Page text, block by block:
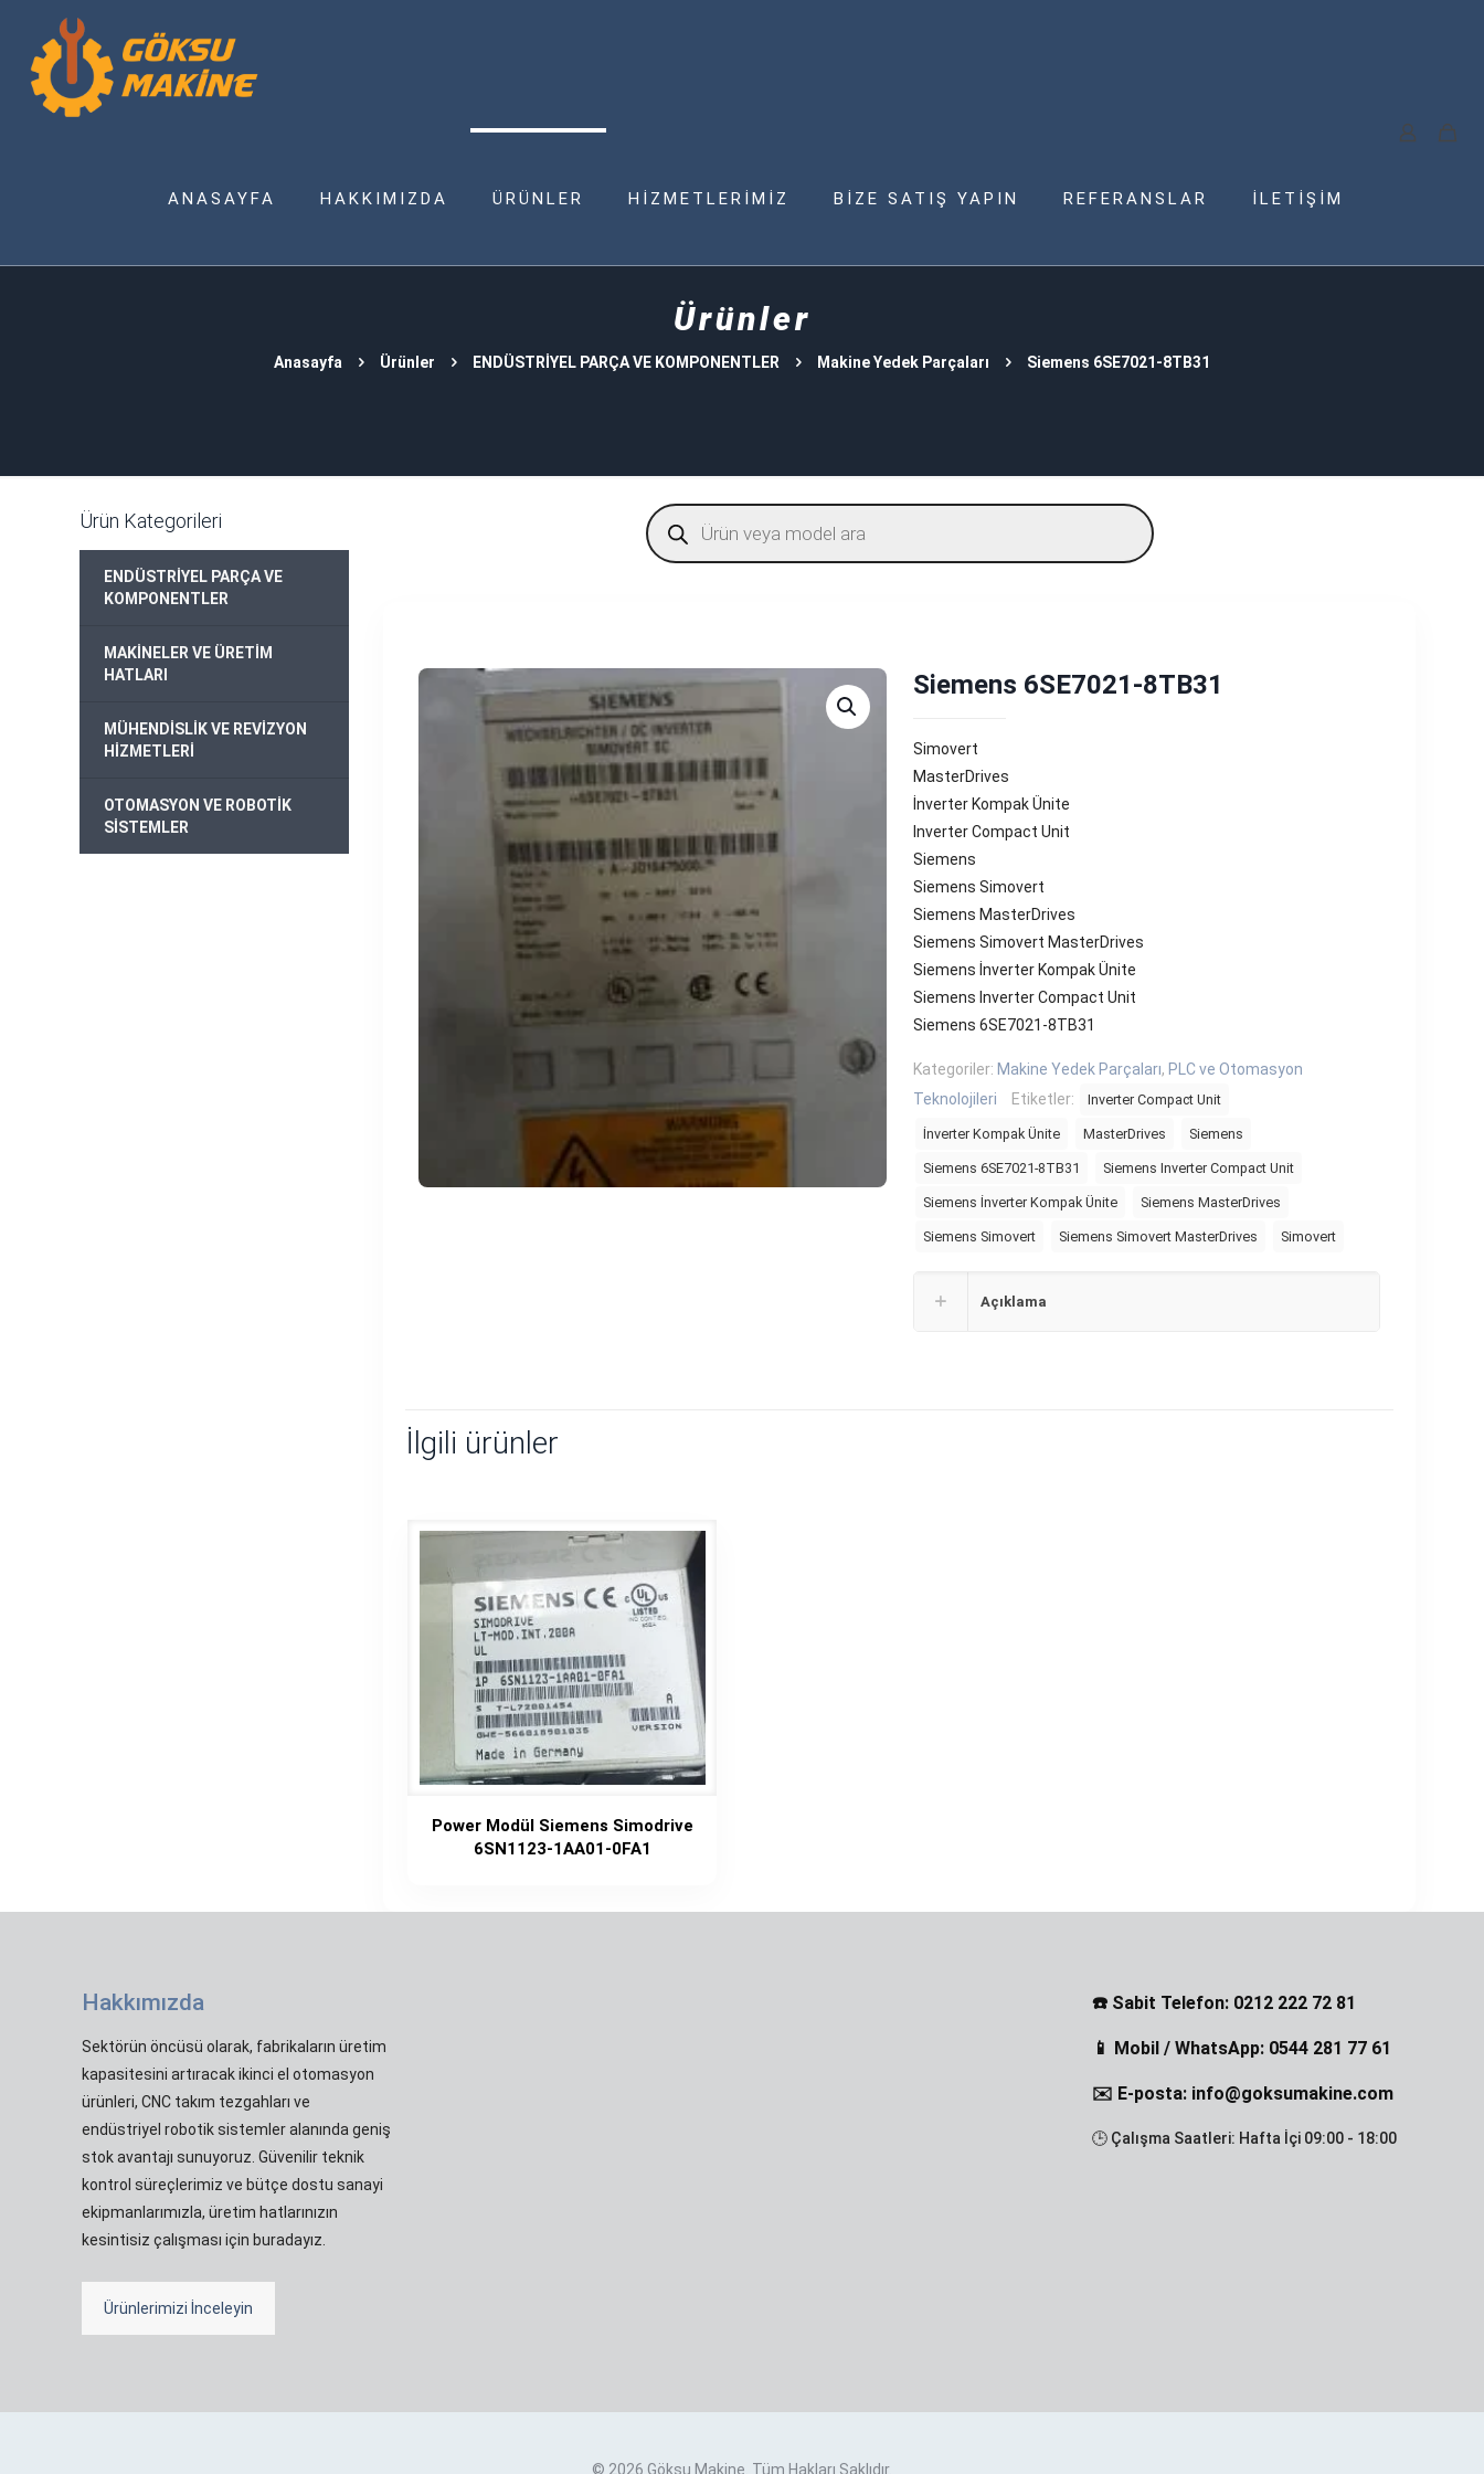
ANASAYFA HAKKIMIZDA ÜRÜNLER HİZMETLERİMİZ BİZE SATIŞ YAPIN REFERANSLAR İLETİŞİM
Ürünler
Anasayfa Ürünler ENDÜSTRİYEL PARÇA VE KOMPONENTLER Makine Yedek Parçaları Siemens 6SE7021-8TB31
Products
search
Siemens 6SE7021-8TB31
Simovert
MasterDrives
İnverter Kompak Ünite
Inverter Compact Unit
Siemens
Siemens Simovert
Siemens MasterDrives
Siemens Simovert MasterDrives
Siemens İnverter Kompak Ünite
Siemens Inverter Compact Unit
Siemens 6SE7021-8TB31
Kategoriler: Makine Yedek Parçaları, PLC ve Otomasyon
Teknolojileri
Etiketler: Inverter Compact Unit
İnverter Kompak Ünite MasterDrives Siemens
Siemens 6SE7021-8TB31 Siemens Inverter Compact Unit
Siemens İnverter Kompak Ünite Siemens MasterDrives
Siemens Simovert Siemens Simovert MasterDrives Simovert
Açıklama
İlgili ürünler
Power Modül Siemens Simodrive
6SN1123-1AA01-0FA1
Ürün Kategorileri
ENDÜSTRİYEL PARÇA VE
KOMPONENTLER
MAKİNELER VE ÜRETİM
HATLARI
MÜHENDİSLİK VE REVİZYON
HİZMETLERİ
OTOMASYON VE ROBOTİK
SİSTEMLER
Hakkımızda
Sektörün öncüsü olarak, fabrikaların üretim
kapasitesini artıracak ikinci el otomasyon
ürünleri, CNC takım tezgahları ve
endüstriyel robotik sistemler alanında geniş
stok avantajı sunuyoruz. Güvenilir teknik
kontrol süreçlerimiz ve bütçe dostu sanayi
ekipmanlarımızla, üretim hatlarınızın
kesintisiz çalışması için buradayız.
Ürünlerimizi İnceleyin
☎️ Sabit Telefon: 0212 222 72 81
📱 Mobil / WhatsApp: 0544 281 77 61
✉️ E-posta: info@goksumakine.com
🕒 Çalışma Saatleri: Hafta İçi 09:00 - 18:00